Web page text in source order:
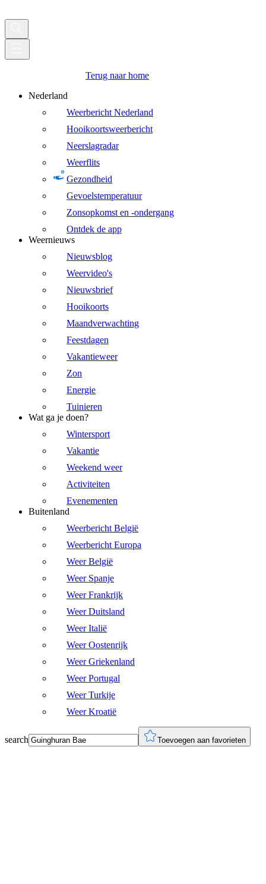
Terug naar home
Nederland
Weerbericht Nederland
Hooikoortsweerbericht
Neerslagradar
Weerflits
Gezondheid
Gevoelstemperatuur
Zonsopkomst en -ondergang
Ontdek de app
Weernieuws
Nieuwsblog
Weervideo's
Nieuwsbrief
Hooikoorts
Maandverwachting
Feestdagen
Vakantieweer
Zon
Energie
Tuinieren
Wat ga je doen?
Wintersport
Vakantie
Weekend weer
Activiteiten
Evenementen
Buitenland
Weerbericht België
Weerbericht Europa
Weer België
Weer Spanje
Weer Frankrijk
Weer Duitsland
Weer Italië
Weer Oostenrijk
Weer Griekenland
Weer Portugal
Weer Turkije
Weer Kroatië
search Toevoegen aan favorieten